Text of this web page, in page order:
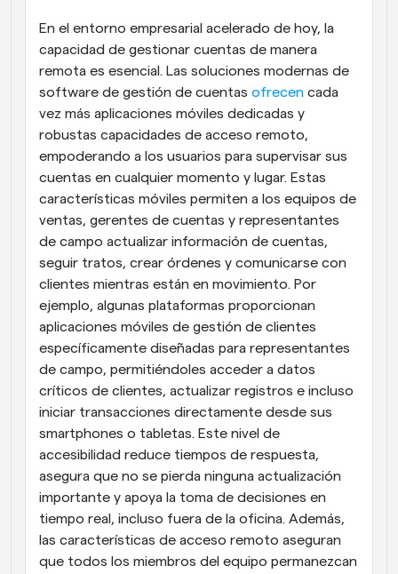
En el entorno empresarial acelerado de hoy, la
capacidad de gestionar cuentas de manera
remota es esencial. Las soluciones modernas de
software de gestión de cuentas ofrecen cada
vez más aplicaciones móviles dedicadas y
robustas capacidades de acceso remoto,
empoderando a los usuarios para supervisar sus
cuentas en cualquier momento y lugar. Estas
características móviles permiten a los equipos de
ventas, gerentes de cuentas y representantes
de campo actualizar información de cuentas,
seguir tratos, crear órdenes y comunicarse con
clientes mientras están en movimiento. Por
ejemplo, algunas plataformas proporcionan
aplicaciones móviles de gestión de clientes
específicamente diseñadas para representantes
de campo, permitiéndoles acceder a datos
críticos de clientes, actualizar registros e incluso
iniciar transacciones directamente desde sus
smartphones o tabletas. Este nivel de
accesibilidad reduce tiempos de respuesta,
asegura que no se pierda ninguna actualización
importante y apoya la toma de decisiones en
tiempo real, incluso fuera de la oficina. Además,
las características de acceso remoto aseguran
que todos los miembros del equipo permanezcan